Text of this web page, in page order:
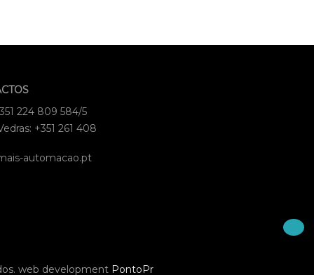
224 809 584/5
+351 261 408
automacao.pt
web development PontoPr